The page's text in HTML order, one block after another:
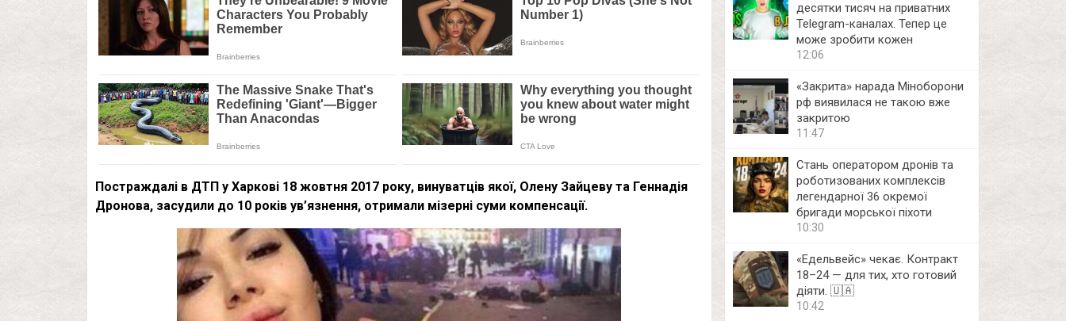
Постраждалі в ДТП у Харкові 18 жовтня 2017 року, винуватців якої, Олену Зайцеву та Геннадія
Дронова, засудили до 10 років ув’язнення, отримали мізерні суми компенсації.
десятки тисяч на приватних
Telegram-каналах. Тепер це
може зробити кожен
12:06
«Закрита» нарада Міноборони
рф виявилася не такою вже
закритою
11:47
Стань оператором дронів та
роботизованих комплексів
легендарної 36 окремої
бригади морської піхоти
10:30
«Едельвейс» чекає. Контракт
18–24 — для тих, хто готовий
діяти. 🇺🇦
10:42